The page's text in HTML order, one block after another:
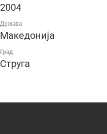
2004
Држава
Македонија
Град
Струга